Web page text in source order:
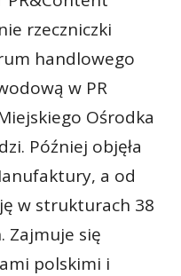
rzeczniczki
handlowego
w PR
Ośrodka
Później objęła
a od
w strukturach 38
Zajmuje się
polskimi i